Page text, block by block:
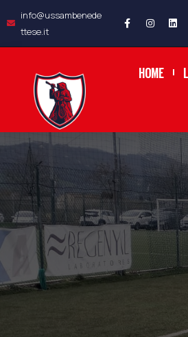
info@ussambenede
ttese.it
HOME